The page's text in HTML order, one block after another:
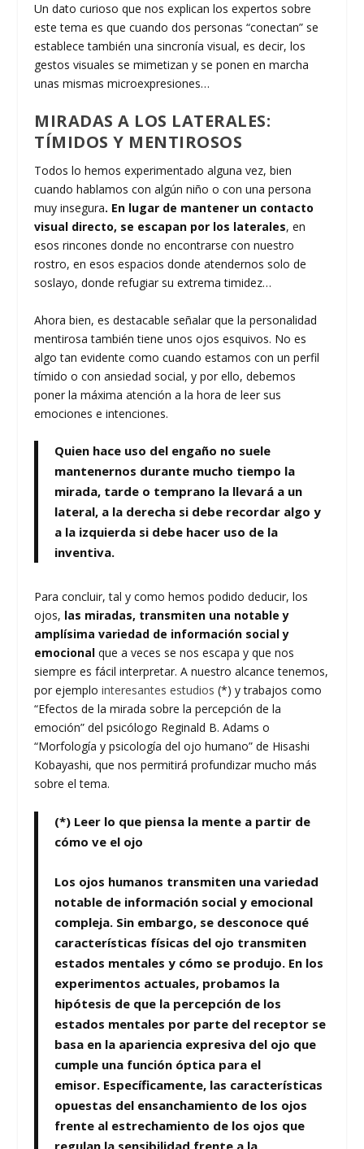
Un dato curioso que nos explican los expertos sobre
este tema es que cuando dos personas “conectan” se
establece también una sincronía visual, es decir, los
gestos visuales se mimetizan y se ponen en marcha
unas mismas microexpresiones…
MIRADAS A LOS LATERALES:
TÍMIDOS Y MENTIROSOS
Todos lo hemos experimentado alguna vez, bien
cuando hablamos con algún niño o con una persona
muy insegura. En lugar de mantener un contacto
visual directo, se escapan por los laterales, en
esos rincones donde no encontrarse con nuestro
rostro, en esos espacios donde atendernos solo de
soslayo, donde refugiar su extrema timidez…
Ahora bien, es destacable señalar que la personalidad
mentirosa también tiene unos ojos esquivos. No es
algo tan evidente como cuando estamos con un perfil
tímido o con ansiedad social, y por ello, debemos
poner la máxima atención a la hora de leer sus
emociones e intenciones.
Quien hace uso del engaño no suele
mantenernos durante mucho tiempo la
mirada, tarde o temprano la llevará a un
lateral, a la derecha si debe recordar algo y
a la izquierda si debe hacer uso de la
inventiva.
Para concluir, tal y como hemos podido deducir, los
ojos, las miradas, transmiten una notable y
amplísima variedad de información social y
emocional que a veces se nos escapa y que nos
siempre es fácil interpretar. A nuestro alcance tenemos,
por ejemplointeresantes estudios (*) y trabajos como
“Efectos de la mirada sobre la percepción de la
emoción” del psicólogo Reginald B. Adams o
“Morfología y psicología del ojo humano” de Hisashi
Kobayashi, que nos permitirá profundizar mucho más
sobre el tema.
(*) Leer lo que piensa la mente a partir de
cómo ve el ojo
Los ojos humanos transmiten una variedad
notable de información social y emocional
compleja. Sin embargo, se desconoce qué
características físicas del ojo transmiten
estados mentales y cómo se produjo. En los
experimentos actuales, probamos la
hipótesis de que la percepción de los
estados mentales por parte del receptor se
basa en la apariencia expresiva del ojo que
cumple una función óptica para el
emisor. Específicamente, las características
opuestas del ensanchamiento de los ojos
frente al estrechamiento de los ojos que
regulan la sensibilidad frente a la